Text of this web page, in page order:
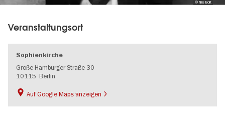
© Nils Bolt
Veranstaltungsort
Sophienkirche
Große Hamburger Straße 30
10115 Berlin
Auf Google Maps anzeigen